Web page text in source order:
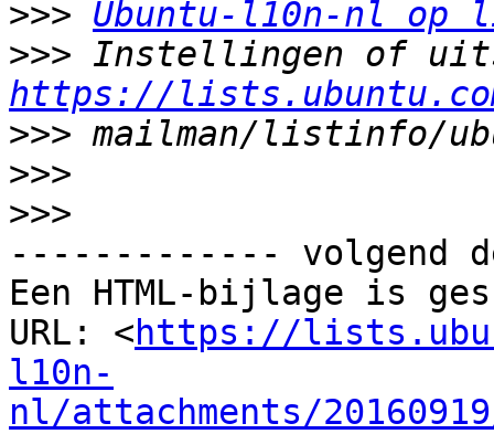
>>> Ubuntu-l10n-nl op
>>>
https://
>>>
>>>
>>>
------------- volgend
Een HTML-bijlage is
URL: <https://
l10n-
nl/attachments/